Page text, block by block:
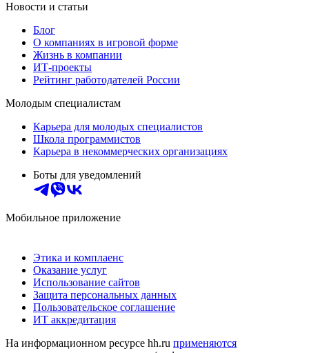
Новости и статьи
Блог
О компаниях в игровой форме
Жизнь в компании
ИТ-проекты
Рейтинг работодателей России
Молодым специалистам
Карьера для молодых специалистов
Школа программистов
Карьера в некоммерческих организациях
Боты для уведомлений
Мобильное приложение
Этика и комплаенс
Оказание услуг
Использование сайтов
Защита персональных данных
Пользовательское соглашение
ИТ аккредитация
На информационном ресурсе hh.ru применяются